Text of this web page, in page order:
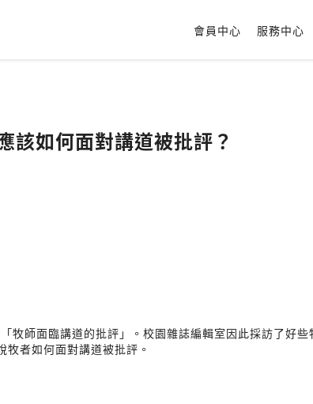
會員中心 服務中心
該如何面對講道被批評？
牧師面臨講道的批評」。校園雜誌編輯室因此採訪了好
者如何面對講道被批評。